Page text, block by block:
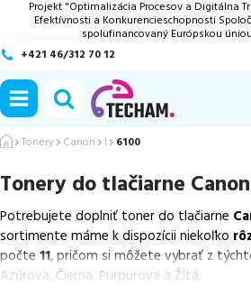
Projekt "Optimalizácia Procesov a Digitálna
Efektívnosti a Konkurencieschopnosti
spolufinancovaný Európskou
+421 46/312 70 12
Tonery Canon I 6100
Tonery do tlačiarne
Potrebujete doplniť toner do tlačiarne
sortimente máme k dispozícii niekoľko
počte 11, pričom si môžete vybrať z
Azúrova, Čierna, Purpurová a Žltá.